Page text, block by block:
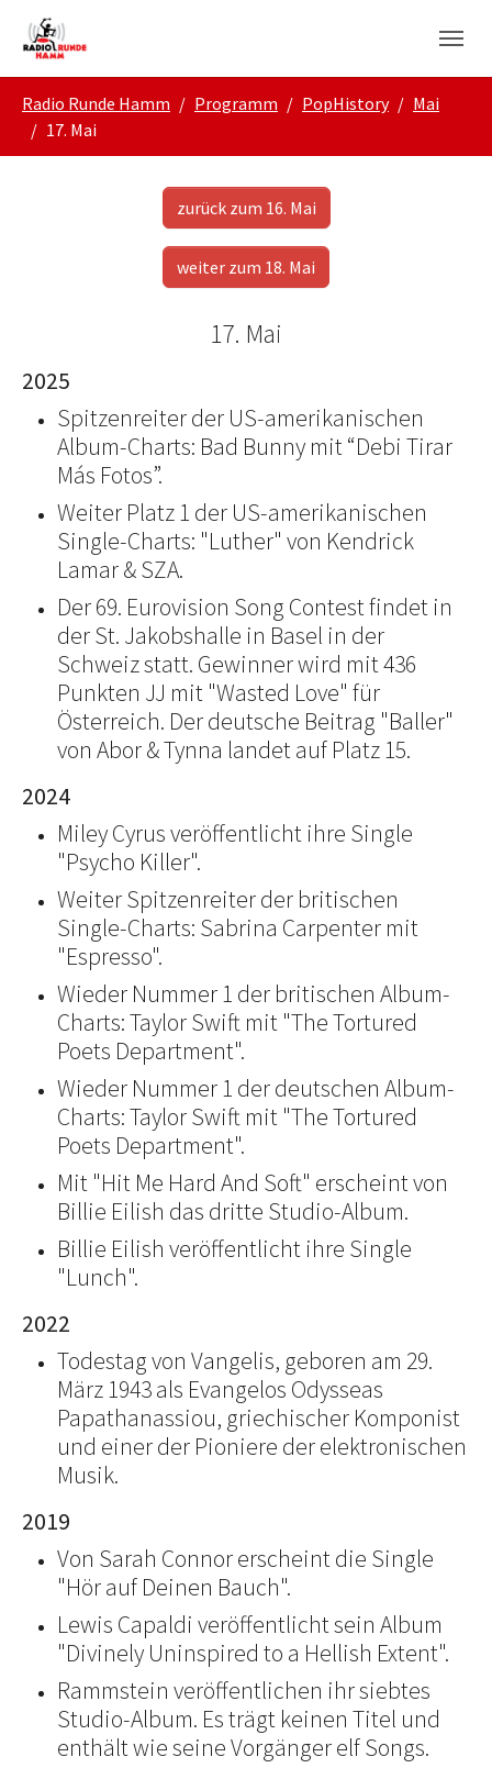
Skip to main navigation
Zum Hauptinhalt springen
Skip to page footer
Radio Runde Hamm Programm PopHistory
Mai
17. Mai
zurück zum 16. Mai
weiter zum 18. Mai
17. Mai
2025
Spitzenreiter der US-amerikanischen
Album-Charts: Bad Bunny mit “Debi Tirar
Más Fotos”.
Weiter Platz 1 der US-amerikanischen
Single-Charts: "Luther" von Kendrick
Lamar & SZA.
Der 69. Eurovision Song Contest findet in
der St. Jakobshalle in Basel in der
Schweiz statt. Gewinner wird mit 436
Punkten JJ mit "Wasted Love" für
Österreich. Der deutsche Beitrag "Baller"
von Abor & Tynna landet auf Platz 15.
2024
Miley Cyrus veröffentlicht ihre Single
"Psycho Killer".
Weiter Spitzenreiter der britischen
Single-Charts: Sabrina Carpenter mit
"Espresso".
Wieder Nummer 1 der britischen Album-
Charts: Taylor Swift mit "The Tortured
Poets Department".
Wieder Nummer 1 der deutschen Album-
Charts: Taylor Swift mit "The Tortured
Poets Department".
Mit "Hit Me Hard And Soft" erscheint von
Billie Eilish das dritte Studio-Album.
Billie Eilish veröffentlicht ihre Single
"Lunch".
2022
Todestag von Vangelis, geboren am 29.
März 1943 als Evangelos Odysseas
Papathanassiou, griechischer Komponist
und einer der Pioniere der elektronischen
Musik.
2019
Von Sarah Connor erscheint die Single
"Hör auf Deinen Bauch".
Lewis Capaldi veröffentlicht sein Album
"Divinely Uninspired to a Hellish Extent".
Rammstein veröffentlichen ihr siebtes
Studio-Album. Es trägt keinen Titel und
enthält wie seine Vorgänger elf Songs.